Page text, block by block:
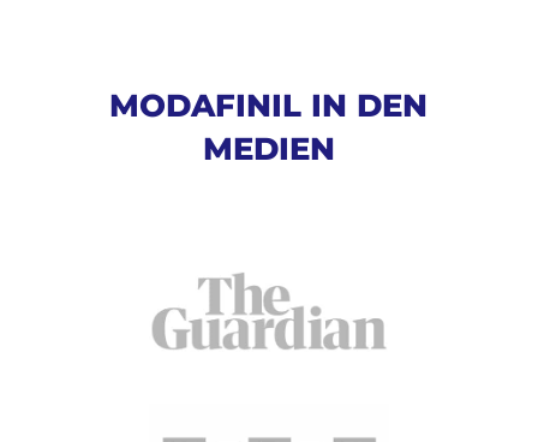
MODAFINIL IN DEN
MEDIEN